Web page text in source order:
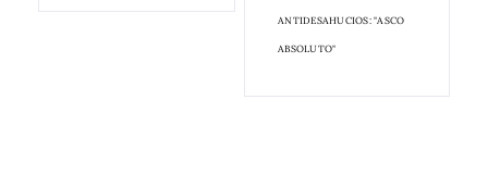
ANTIDESAHUCIOS: "ASCO
ABSOLUTO"